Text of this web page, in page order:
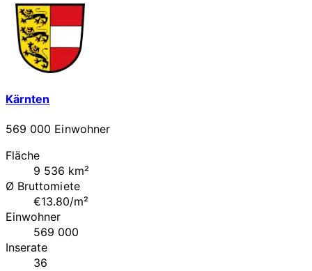
Kärnten
569 000 Einwohner
Fläche
9 536 km²
Ø Bruttomiete
€13.80/m²
Einwohner
569 000
Inserate
36